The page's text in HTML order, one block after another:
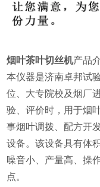
烟叶茶叶切丝机产品
本仪器是济南卓邦试
位、大专院校及烟厂
验、评价时，用于烟
事烟叶调拨、配方开
设备。该设备具有体
噪音小、产量高、操
点。